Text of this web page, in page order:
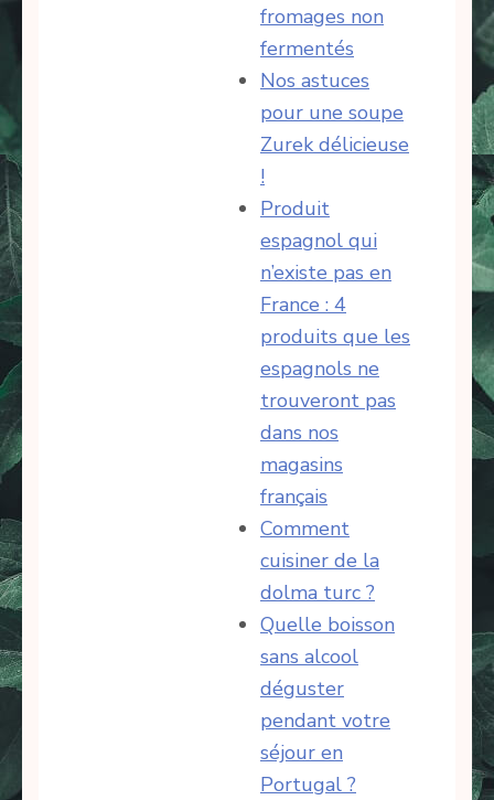
fromages non
fermentés
Nos astuces
pour une soupe
Zurek délicieuse
!
Produit
espagnol qui
n’existe pas en
France : 4
produits que les
espagnols ne
trouveront pas
dans nos
magasins
français
Comment
cuisiner de la
dolma turc ?
Quelle boisson
sans alcool
déguster
pendant votre
séjour en
Portugal ?